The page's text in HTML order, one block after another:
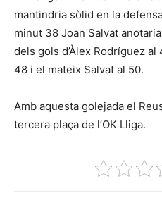
mantindria sòlid en la
minut 38 Joan Salvat
dels gols d’Àlex Rodríguez
48 i el mateix Salvat al 50.
Amb aquesta golejada el
tercera plaça de l’OK Lliga.